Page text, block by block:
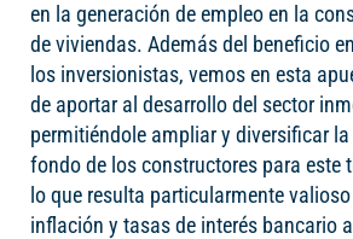
en la generación de empleo en la
de viviendas. Además del beneficio
los inversionistas, vemos en esta
de aportar al desarrollo del sector
permitiéndole ampliar y diversificar
fondo de los constructores para este
lo que resulta particularmente
inflación y tasas de interés bancario